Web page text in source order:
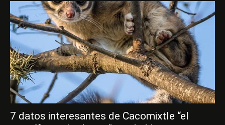
7 datos interesantes de Cacomixtle “el